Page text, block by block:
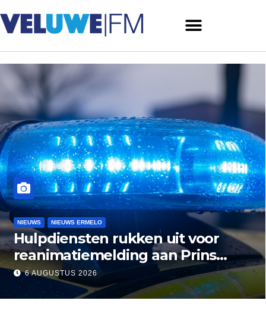
NIEUWS NIEUWS ERMELO NIEUWS HARDERWIJK
Museum Het Pakhuis Ermelo
zoekt nazaten van
visser
6 AUGUSTUS 2026